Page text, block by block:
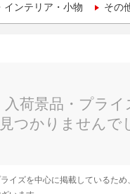
インテリア・小物 その